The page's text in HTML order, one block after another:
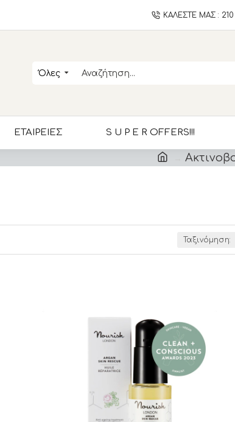
ΚΑΛΕΣΤΕ ΜΑΣ : 210
Όλες
ΕΤΑΙΡΕΙΕΣ S U P E R OFFERS!!!
Ταξινόμηση: